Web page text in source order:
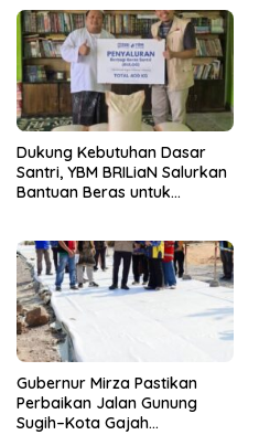
Dukung Kebutuhan Dasar
Santri, YBM BRILiaN Salurkan
Bantuan Beras untuk
Gubernur Mirza Pastikan
Perbaikan Jalan Gunung
Sugih–Kota Gajah